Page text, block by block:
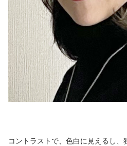
コントラストで、色白に見えるし、